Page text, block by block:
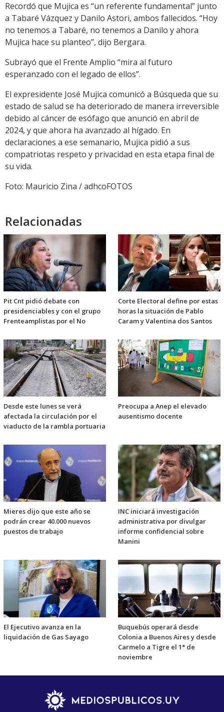
Recordó que Mujica es “un referente fundamental” junto
a Tabaré Vázquez y Danilo Astori, ambos fallecidos. “Hoy
no tenemos a Tabaré, no tenemos a Danilo y ahora
Mujica hace su planteo”, dijo Bergara.
Subrayó que el Frente Amplio “mira al futuro
esperanzado con el legado de ellos”.
El expresidente José Mujica comunicó a Búsqueda que su
estado de salud se ha deteriorado de manera irreversible
debido al cáncer de esófago que anunció en abril de
2024, y que ahora ha avanzado al hígado. En
declaraciones a ese semanario, Mujica pidió a sus
compatriotas respeto y privacidad en esta etapa final de
su vida.
Foto: Mauricio Zina / adhcoFOTOS
Relacionadas
Pit Cnt pidió debate con
presidenciables y con el grupo
Frenteamplistas por el No
Corte Electoral define por estas
horas la situación de Pablo
Caram y Valentina dos Santos
Desde este lunes se verá
afectada la circulación por el
viaducto de la rambla portuaria
Preocupa a Anep el elevado
ausentismo docente
Mieres dijo que este año se
podrán crear 40.000 nuevos
puestos de trabajo
INC iniciará investigación
administrativa por divulgar
informe confidencial sobre
Manini
El Ejecutivo avanza en la
liquidación de Gas Sayago
Buquebús operará desde
Colonia a Buenos Aires y desde
Carmelo a Tigre el 1° de
noviembre